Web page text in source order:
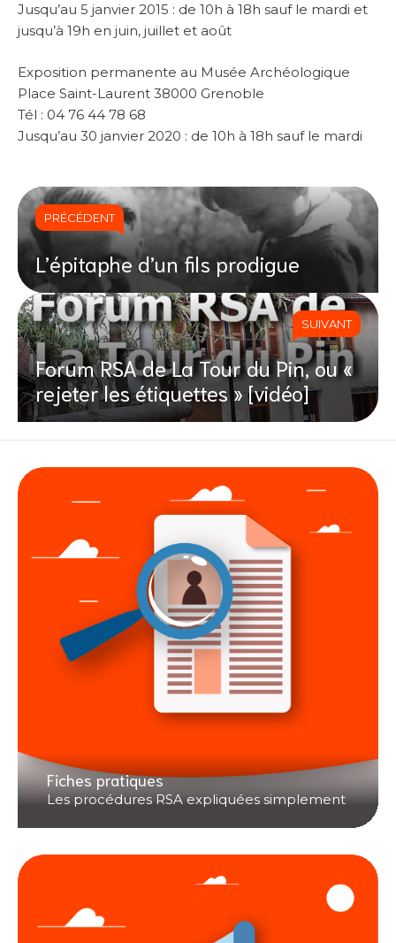
Jusqu’au 5 janvier 2015 : de 10h à 18h sauf le mardi et
jusqu’à 19h en juin, juillet et août
Exposition permanente au Musée Archéologique
Place Saint-Laurent 38000 Grenoble
Tél : 04 76 44 78 68
Jusqu’au 30 janvier 2020 : de 10h à 18h sauf le mardi
PRÉCÉDENT
L’épitaphe d’un fils prodigue
SUIVANT
Forum RSA de La Tour du Pin, ou «
rejeter les étiquettes » [vidéo]
Fiches pratiques
Les procédures RSA expliquées simplement